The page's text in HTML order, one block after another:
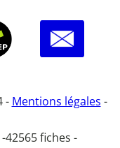
- Mentions légales -
42565 fiches -